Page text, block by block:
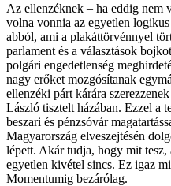
Az ellenzéknek – ha eddig nem
volna vonnia az egyetlen logikus
abból, ami a plakáttörvénnyel
parlament és a választások
polgári engedetlenség
nagy erőket mozgósítanak
ellenzéki párt kárára
László tisztelt házában. Ezzel a
beszari és pénzsóvár
Magyarország elveszejtésén
lépett. Akár tudja, hogy mit tesz,
egyetlen kivétel sincs. Ez igaz
Momentumig bezárólag.